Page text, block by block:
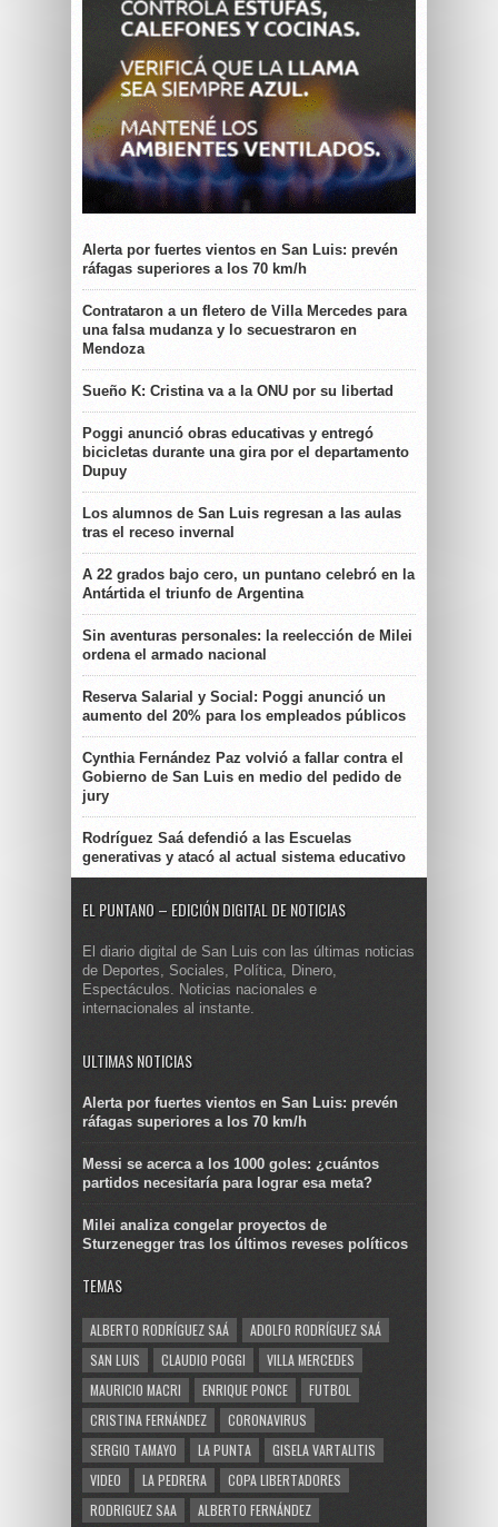
Alerta por fuertes vientos en San Luis: prevén
ráfagas superiores a los 70 km/h
Contrataron a un fletero de Villa Mercedes para
una falsa mudanza y lo secuestraron en
Mendoza
Sueño K: Cristina va a la ONU por su libertad
Poggi anunció obras educativas y entregó
bicicletas durante una gira por el departamento
Dupuy
Los alumnos de San Luis regresan a las aulas
tras el receso invernal
A 22 grados bajo cero, un puntano celebró en la
Antártida el triunfo de Argentina
Sin aventuras personales: la reelección de Milei
ordena el armado nacional
Reserva Salarial y Social: Poggi anunció un
aumento del 20% para los empleados públicos
Cynthia Fernández Paz volvió a fallar contra el
Gobierno de San Luis en medio del pedido de
jury
Rodríguez Saá defendió a las Escuelas
generativas y atacó al actual sistema educativo
EL PUNTANO – EDICIÓN DIGITAL DE NOTICIAS
El diario digital de San Luis con las últimas noticias
de Deportes, Sociales, Política, Dinero,
Espectáculos. Noticias nacionales e
internacionales al instante.
ULTIMAS NOTICIAS
Alerta por fuertes vientos en San Luis: prevén
ráfagas superiores a los 70 km/h
Messi se acerca a los 1000 goles: ¿cuántos
partidos necesitaría para lograr esa meta?
Milei analiza congelar proyectos de
Sturzenegger tras los últimos reveses políticos
TEMAS
ALBERTO RODRÍGUEZ SAÁ
ADOLFO RODRÍGUEZ SAÁ
SAN LUIS
CLAUDIO POGGI
VILLA MERCEDES
MAURICIO MACRI
ENRIQUE PONCE
FUTBOL
CRISTINA FERNÁNDEZ
CORONAVIRUS
SERGIO TAMAYO
LA PUNTA
GISELA VARTALITIS
VIDEO
LA PEDRERA
COPA LIBERTADORES
RODRIGUEZ SAA
ALBERTO FERNÁNDEZ